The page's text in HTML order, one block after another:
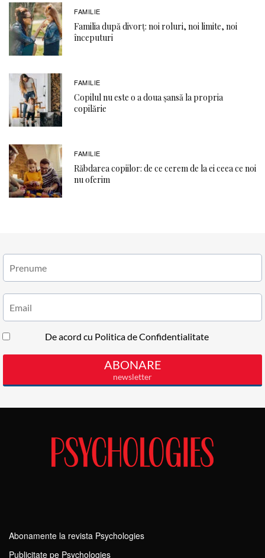
FAMILIE
Familia după divorț: noi roluri, noi limite, noi
începuturi
FAMILIE
Copilul nu este o a doua șansă la propria
copilărie
FAMILIE
Răbdarea copiilor: de ce cerem de la ei ceea ce noi
nu oferim
Abonamente la revista Psychologies
Publicitate pe Psychologies